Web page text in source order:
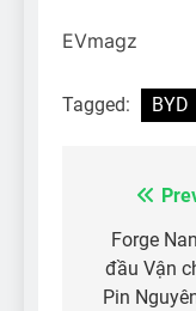
EVmagz
Tagged: BYD
Điều
hướng
bài
Forge
đầu Vận
Pin